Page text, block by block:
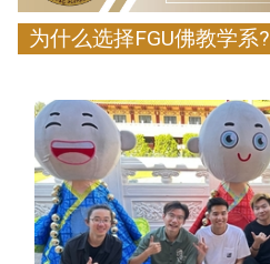
为什么选择FGU佛教学系?